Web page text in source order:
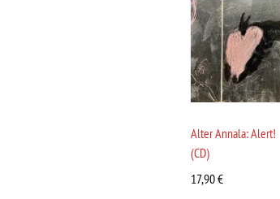
Alter Annala: Alert!
(CD)
17,90€